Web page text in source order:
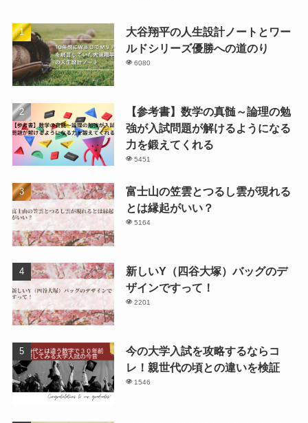
大谷翔平の人生設計ノートとワー
ルドシリーズ優勝への道のり
6080
【参考書】数学の真髄～論理の勉
強が入試問題が解けるようになる
力を鍛えてくれる
5451
富士山の笠雲とつるし雲が現れる
とは縁起がいい？
5164
新しいY（四谷大塚）バッグのデ
ザインですって！
2201
今の大学入試を攻略するならコ
レ！親世代の頃との違いを検証
1546